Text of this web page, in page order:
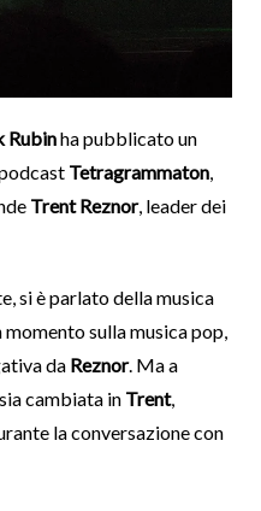
Rubinha pubblicato un
Tetragrammaton,
Trent Reznor, leader dei
si è parlato della musica
sulla musica pop,
da Reznor. Ma a
cambiata in Trent,
la conversazione con